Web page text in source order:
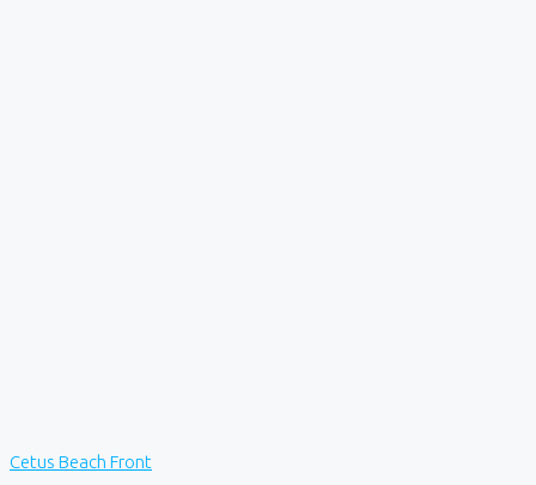
Cetus Beach Front